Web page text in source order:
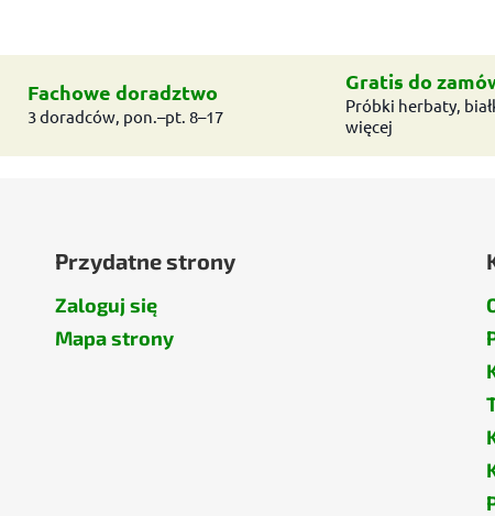
Fachowe doradztwo
3 doradców, pon.–pt. 8–17
Gratis do
Próbki herbaty,
więcej
Przydatne strony
Zaloguj się
Mapa strony